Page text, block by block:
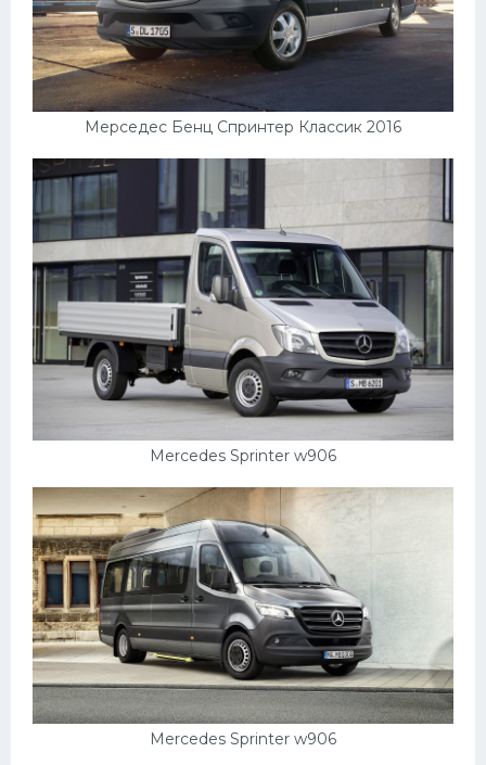
Мерседес Бенц Спринтер Классик 2016
Mercedes Sprinter w906
Mercedes Sprinter w906